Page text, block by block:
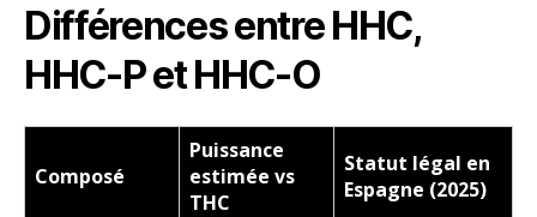
Différences entre HHC,
HHC-P et HHC-O
Composé
Puissance
estimée vs
THC
Statut légal en
Espagne (2025)